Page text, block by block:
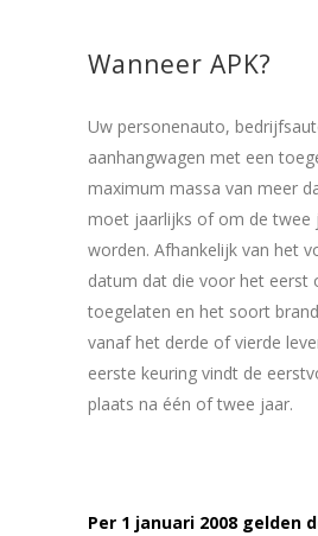
Wanneer APK?
Uw personenauto,
aanhangwagen met een
maximum massa van meer
moet jaarlijks of om de twee
worden. Afhankelijk van het
datum dat die voor het eerst
toegelaten en het soort
vanaf het derde of vierde
eerste keuring vindt de
plaats na één of twee jaar.
Per 1 januari 2008 gelden